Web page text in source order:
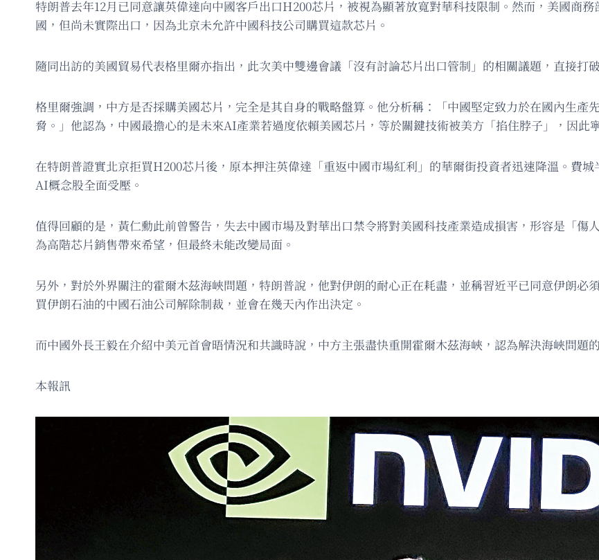
特朗普去年12月已同意讓英偉達向中國客戶出口H200芯片，被視為顯著放寬對華科技限制。然而，美國商
國，但尚未實際出口，因為北京未允許中國科技公司購買這款芯片。
隨同出訪的美國貿易代表格里爾亦指出，此次美中雙邊會議「沒有討論芯片出口管制」的相關議題，直接打
格里爾強調，中方是否採購美國芯片，完全是其自身的戰略盤算。他分析稱：「中國堅定致力於在國內生產
脅。」他認為，中國最擔心的是未來AI產業若過度依賴美國芯片，等於關鍵技術被美方「掐住脖子」，因此
在特朗普證實北京拒買H200芯片後，原本押注英偉達「重返中國市場紅利」的華爾街投資者迅速降溫。費
AI概念股全面受壓。
值得回顧的是，黃仁勳此前曾警告，失去中國市場及對華出口禁令將對美國科技產業造成損害，形容是「傷
為高階芯片銷售帶來希望，但最終未能改變局面。
另外，對於外界關注的霍爾木茲海峽問題，特朗普說，他對伊朗的耐心正在耗盡，並稱習近平已同意伊朗必
買伊朗石油的中國石油公司解除制裁，並會在幾天內作出決定。
而中國外長王毅在介紹中美元首會晤情況和共識時說，中方主張盡快重開霍爾木茲海峽，認為解決海峽問題
本報訊